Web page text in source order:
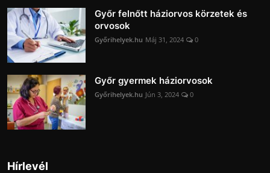
Győr felnőtt háziorvos körzetek és
orvosok
Győrihelyek.hu Máj 31, 2024 0
Győr gyermek háziorvosok
Győrihelyek.hu Jún 3, 2024 0
Hírlevél